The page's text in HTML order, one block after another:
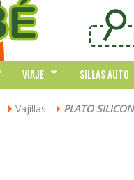
VIAJE SILLAS AUTO
> Vajillas > PLATO